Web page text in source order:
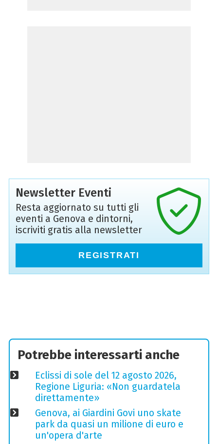
Newsletter Eventi
Resta aggiornato su tutti gli
eventi a Genova e dintorni,
iscriviti gratis alla newsletter
REGISTRATI
Potrebbe interessarti anche
Eclissi di sole del 12 agosto 2026,
Regione Liguria: «Non guardatela
direttamente»
Genova, ai Giardini Govi uno skate
park da quasi un milione di euro e
un'opera d'arte